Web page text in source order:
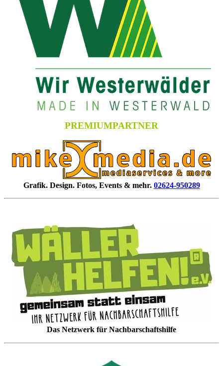
PREMIUMPARTNER
Grafik. Design. Fotos, Events & mehr. 02624-950289
Das Netzwerk für Nachbarschaftshilfe